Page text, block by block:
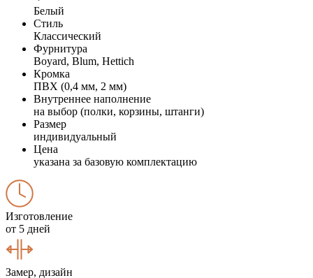
Белый
Стиль
Классический
Фурнитура
Boyard, Blum, Hettich
Кромка
ПВХ (0,4 мм, 2 мм)
Внутреннее наполнение
на выбор (полки, корзины, штанги)
Размер
индивидуальный
Цена
указана за базовую комплектацию
Изготовление
от 5 дней
Замер, дизайн